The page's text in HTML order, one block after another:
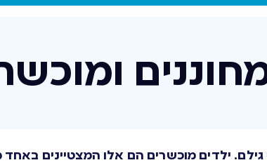
ילדים מוכשרים הם אלו המצטיינים